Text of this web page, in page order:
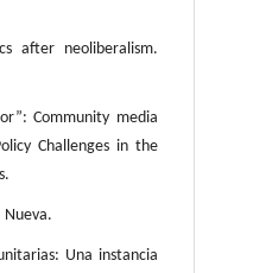
after neoliberalism.
Community media
Challenges in the
Nueva.
Una instancia